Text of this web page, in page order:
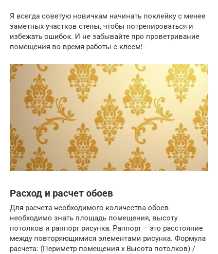
Я всегда советую новичкам начинать поклейку с менее
заметных участков стены, чтобы потренироваться и
избежать ошибок. И не забывайте про проветривание
помещения во время работы с клеем!
Расход и расчет обоев
Для расчета необходимого количества обоев
необходимо знать площадь помещения, высоту
потолков и раппорт рисунка. Раппорт – это расстояние
между повторяющимися элементами рисунка. Формула
расчета: (Периметр помещения x Высота потолков) /